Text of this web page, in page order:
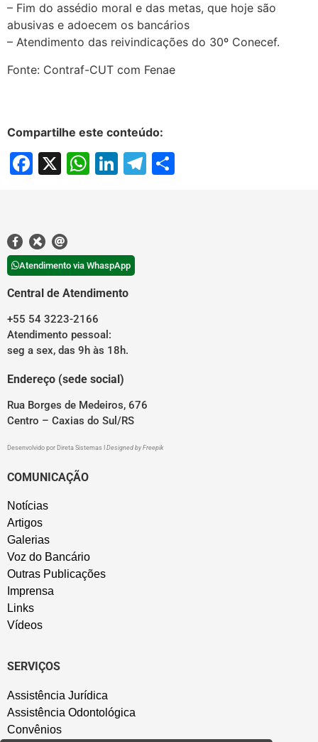
– Fim do assédio moral e das metas, que hoje são
abusivas e adoecem os bancários
– Atendimento das reivindicações do 30º Conecef.
Fonte: Contraf-CUT com Fenae
Compartilhe este conteúdo:
Facebook
X WhatsApp
LinkedIn
Telegram
Atendimento via WhaspApp
Central de Atendimento
+55 54 3223-2166
Atendimento pessoal:
seg a sex, das 9h às 18h.
Endereço (sede social)
Rua Borges de Medeiros, 676
Centro – Caxias do Sul/RS
Desenvolvido por Direta Sistemas Designed by Freepik
COMUNICAÇÃO
Notícias
Artigos
Galerias
Voz do Bancário
Outras Publicações
Imprensa
Links
Vídeos
SERVIÇOS
Assistência Jurídica
Assistência Odontológica
Convênios